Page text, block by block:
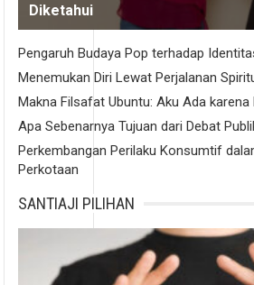
Diketahui
Pengaruh Budaya Pop terhadap
Menemukan Diri Lewat Perjalanan
Makna Filsafat Ubuntu: Aku Ada karena
Apa Sebenarnya Tujuan dari Debat
Perkembangan Perilaku Konsumtif
Perkotaan
SANTIAJI PILIHAN